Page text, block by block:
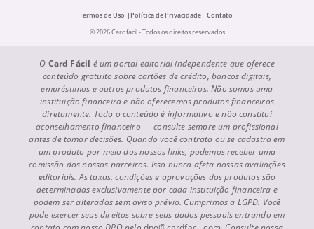
Termos de Uso Política de Privacidade
Contato
© 2026 Cardfácil - Todos os direitos reservados
O Card Fácil é um portal editorial independente que oferece
conteúdo gratuito sobre cartões de crédito, bancos digitais,
empréstimos e outros produtos financeiros. Não somos uma
instituição financeira e não oferecemos produtos financeiros
diretamente. Todo o conteúdo é informativo e não constitui
aconselhamento financeiro — consulte sempre um profissional
antes de tomar decisões. Quando você contrata ou se cadastra em
um produto por meio dos nossos links, podemos receber uma
comissão dos nossos parceiros. Isso nunca afeta nossas avaliações
editoriais. As taxas, condições e aprovações dos produtos são
determinadas exclusivamente por cada instituição financeira e
podem ser alteradas sem aviso prévio. Cumprimos a LGPD. Você
pode exercer seus direitos sobre seus dados pessoais entrando em